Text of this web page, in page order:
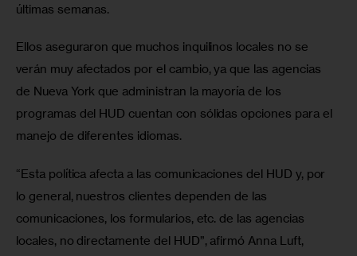
últimas semanas.
Ellos aseguraron que muchos inquilinos locales no se
verán muy afectados por el cambio, ya que las agencias
de Nueva York que administran la mayoría de los
programas del HUD cuentan con sólidas opciones para el
manejo de diferentes idiomas.
“Esta política afecta a las comunicaciones del HUD y, por
lo general, nuestros clientes dependen de las
comunicaciones, los formularios, etc. de las agencias
locales, no directamente del HUD”, afirmó Anna Luft,